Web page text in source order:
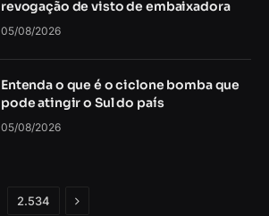
revogação de visto de embaixadora
05/08/2026
Entenda o que é o ciclone bomba que
pode atingir o Sul do país
05/08/2026
2.534 Próximo